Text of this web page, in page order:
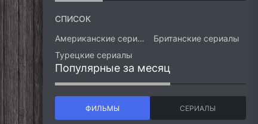
СПИСОК
Американские сериалы
Британские сериалы
Турецкие сериалы
Популярные за месяц
ФИЛЬМЫ СЕРИАЛЫ